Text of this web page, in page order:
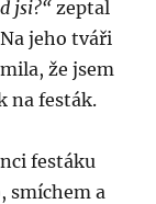
jsi?“ zeptal
Na jeho tváři
že jsem
na festák.
festáku
smíchem a